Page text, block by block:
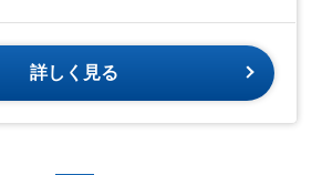
詳しく見る